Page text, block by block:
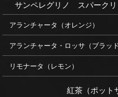
サンペレグリノ スパークリ
アランチャータ（オレンジ）
アランチャータ・ロッサ（ブラッ
リモナータ（レモン）
紅茶（ポット